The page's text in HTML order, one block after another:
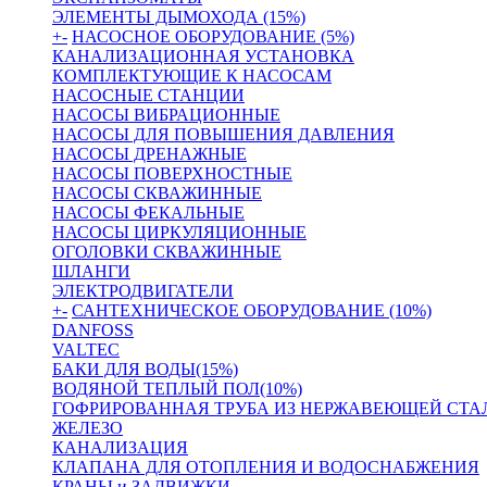
ЭЛЕМЕНТЫ ДЫМОХОДА (15%)
+- НАСОСНОЕ ОБОРУДОВАНИЕ (5%)
КАНАЛИЗАЦИОННАЯ УСТАНОВКА
КОМПЛЕКТУЮЩИЕ К НАСОСАМ
НАСОСНЫЕ СТАНЦИИ
НАСОСЫ ВИБРАЦИОННЫЕ
НАСОСЫ ДЛЯ ПОВЫШЕНИЯ ДАВЛЕНИЯ
НАСОСЫ ДРЕНАЖНЫЕ
НАСОСЫ ПОВЕРХНОСТНЫЕ
НАСОСЫ СКВАЖИННЫЕ
НАСОСЫ ФЕКАЛЬНЫЕ
НАСОСЫ ЦИРКУЛЯЦИОННЫЕ
ОГОЛОВКИ СКВАЖИННЫЕ
ШЛАНГИ
ЭЛЕКТРОДВИГАТЕЛИ
+- САНТЕХНИЧЕСКОЕ ОБОРУДОВАНИЕ (10%)
DANFOSS
VALTEC
БАКИ ДЛЯ ВОДЫ(15%)
ВОДЯНОЙ ТЕПЛЫЙ ПОЛ(10%)
ГОФРИРОВАННАЯ ТРУБА ИЗ НЕРЖАВЕЮЩЕЙ
ЖЕЛЕЗО
КАНАЛИЗАЦИЯ
КЛАПАНА ДЛЯ ОТОПЛЕНИЯ И ВОДОСНАБЖЕНИЯ